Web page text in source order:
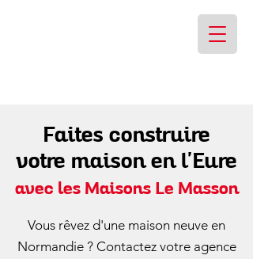
Faites construire
votre maison en l'Eure
avec les Maisons Le Masson
Vous rêvez d'une maison neuve en
Normandie ? Contactez votre agence